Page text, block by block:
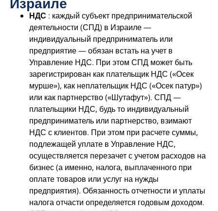
НДС : каждый субъект предпринимательской
деятельности (СПД) в Израиле —
индивидуальный предприниматель или
предприятие — обязан встать на учет в
Управление НДС. При этом СПД может быть
зарегистрирован как плательщик НДС («Осек
мурше»), как неплательщик НДС («Осек патур»)
или как партнерство («Шутафут»). СПД —
плательщики НДС, будь то индивидуальный
предприниматель или партнерство, взимают
НДС с клиентов. При этом при расчете суммы,
подлежащей уплате в Управление НДС,
осуществляется перезачет с учетом расходов на
бизнес (а именно, налога, выплаченного при
оплате товаров или услуг на нужды
предприятия). Обязанность отчетности и уплаты
налога отчасти определяется годовым доходом.